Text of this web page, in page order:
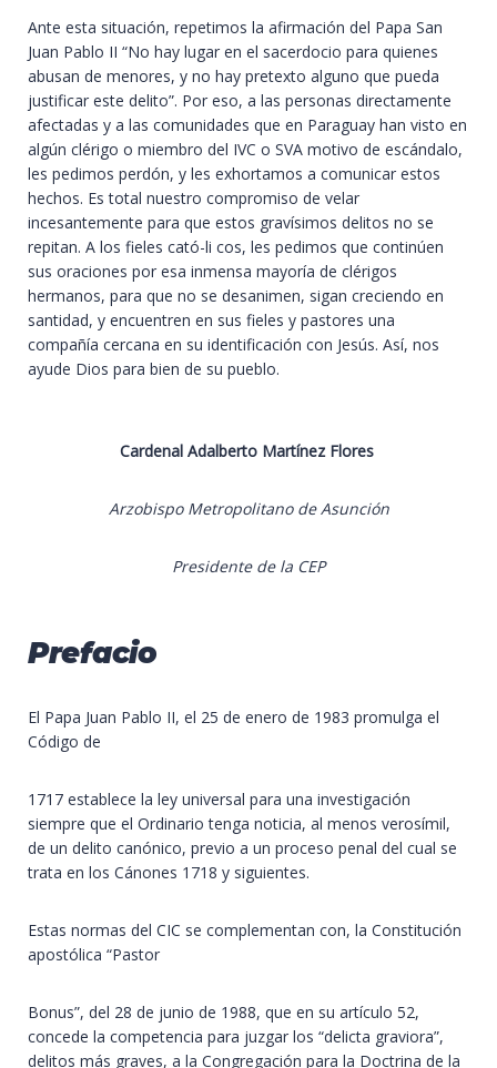
Ante esta situación, repetimos la afirmación del Papa San
Juan Pablo II “No hay lugar en el sacerdocio para quienes
abusan de menores, y no hay pretexto alguno que pueda
justificar este delito”. Por eso, a las personas directamente
afectadas y a las comunidades que en Paraguay han visto en
algún clérigo o miembro del IVC o SVA motivo de escándalo,
les pedimos perdón, y les exhortamos a comunicar estos
hechos. Es total nuestro compromiso de velar
incesantemente para que estos gravísimos delitos no se
repitan. A los fieles cató-li cos, les pedimos que continúen
sus oraciones por esa inmensa mayoría de clérigos
hermanos, para que no se desanimen, sigan creciendo en
santidad, y encuentren en sus fieles y pastores una
compañía cercana en su identificación con Jesús. Así, nos
ayude Dios para bien de su pueblo.
Cardenal Adalberto Martínez Flores
Arzobispo Metropolitano de Asunción
Presidente de la CEP
Prefacio
El Papa Juan Pablo II, el 25 de enero de 1983 promulga el
Código de
1717 establece la ley universal para una investigación
siempre que el Ordinario tenga noticia, al menos verosímil,
de un delito canónico, previo a un proceso penal del cual se
trata en los Cánones 1718 y siguientes.
Estas normas del CIC se complementan con, la Constitución
apostólica “Pastor
Bonus”, del 28 de junio de 1988, que en su artículo 52,
concede la competencia para juzgar los “delicta graviora”,
delitos más graves, a la Congregación para la Doctrina de la